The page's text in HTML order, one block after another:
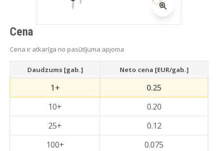
Cena
Cena ir atkarīga no pasūtījuma apjoma
Daudzums [gab.] Neto cena [EUR/gab.]
1+
0.25
10+
0.20
25+
0.12
100+
0.075